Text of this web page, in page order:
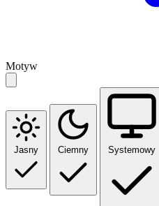
Motyw
Jasny Ciemny Systemowy